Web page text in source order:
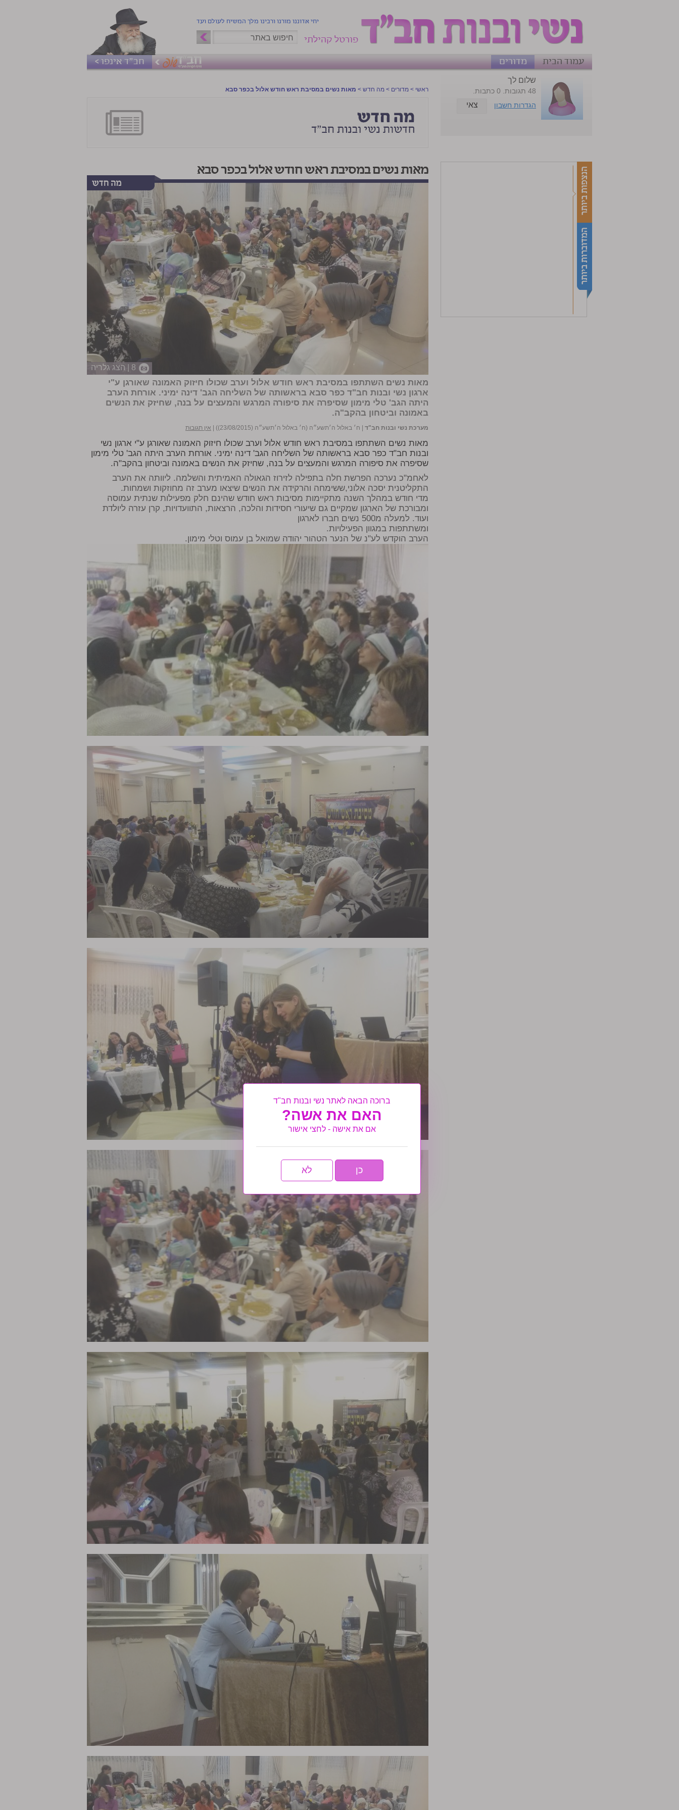
יחי אדוננו מורנו ורבינו מלך המשיח לעולם ועד
פורטל קהילתי
עמוד הבית
מדורים חב"ד אינפו >
ראשי > מדורים > מה חדש > מאות נשים במסיבת ראש חודש אלול בכפר סבא
מאות נשים במסיבת ראש חודש אלול בכפר סבא
8 | הצג גלריה
מאות נשים השתתפו במסיבת ראש חודש אלול וערב שכולו חיזוק האמונה שאורגן ע"י
ארגון נשי ובנות חב"ד כפר סבא בראשותה של השליחה הגב' דינה ימיני. אורחת הערב
היתה הגב' טלי מימון שסיפרה את סיפורה המרגש והמעצים על בנה, שחיזק את הנשים
באמונה וביטחון בהקב"ה.
מערכת נשי ובנות חב"ד ח׳ באלול ה׳תשע״ה (ח׳ באלול ה׳תשע״ה (23/08/2015)) אין תגובות
מאות נשים השתתפו במסיבת ראש חודש אלול וערב שכולו חיזוק האמונה שאורגן ע"י ארגון נשי
ובנות חב"ד כפר סבא בראשותה של השליחה הגב' דינה ימיני. אורחת הערב היתה הגב' טלי מימון
שסיפרה את סיפורה המרגש והמעצים על בנה, שחיזק את הנשים באמונה וביטחון בהקב"ה.
לאחמ"כ נערכה הפרשת חלה בתפילה לזירוז הגאולה האמיתית והשלמה. ליוותה את הערב
התקליטנית יסכה אלוני,ששימחה והרקידה את הנשים שיצאו מערב זה מחוזקות ושמחות.
מדי חודש במהלך השנה מתקיימות מסיבות ראש חודש שהינם חלק מפעילות שנתית עמוסה
ומבורכת של הארגון שמקיים גם שיעורי חסידות והלכה, הרצאות, התוועדויות, קרן עזרה ליולדת
ועוד. למעלה מ500 נשים חברו לארגון
ומשתתפות במגוון הפעילויות.
הערב הוקדש לע"נ של הנער הטהור יהודה שמואל בן עמוס וטלי מימון.
שלום לך
48 תגובות. 0 כתבות.
הגדרות חשבון
צאי
ברוכה הבאה לאתר נשי ובנות חב"ד
האם את אשה?
אם את אישה - לחצי אישור
כן לא